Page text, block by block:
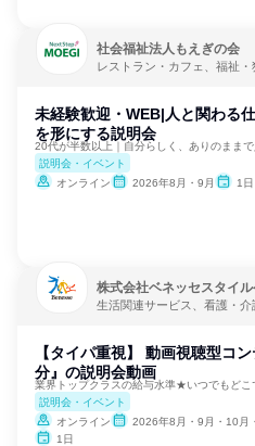
社会福祉法人もえぎの会
レストラン・カフェ、福祉
未経験歓迎・WEB|人と関わる
を形にする説明会
20代が半数以上｜自分らしく、ありのまま
説明会・イベント
オンライン
2026年8月・9月 1日
株式会社ベネッセスタイ
生活関連サービス、看護・介
【タイパ重視】 動画視聴型コ
分』の説明会動画
説明会・イベント
オンライン
2026年8月・9月・10月
1日